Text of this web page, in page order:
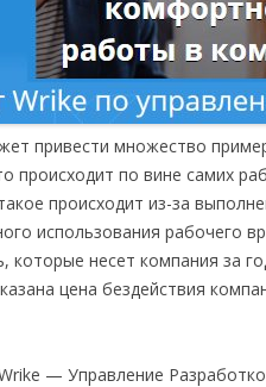
привести множество
происходит по вине самих
происходит из-за
использования рабочего
которые несет компания за
цена бездействия
— Управление